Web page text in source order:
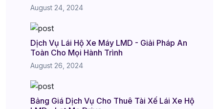
August 24, 2024
Dịch Vụ Lái Hộ Xe Máy LMD - Giải Pháp An
Toàn Cho Mọi Hành Trình
August 26, 2024
Bảng Giá Dịch Vụ Cho Thuê Tài Xế Lái Xe Hộ